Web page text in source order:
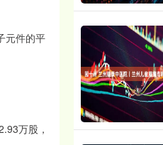
元件的平
万股，